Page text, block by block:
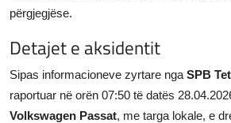
përgjegjëse.
Detajet e aksidentit
Sipas informacioneve zyrtare nga SPB
raportuar në orën 07:50 të datës
Volkswagen Passat, me targa lokale, e